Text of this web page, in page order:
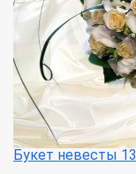
Букет невесты 13